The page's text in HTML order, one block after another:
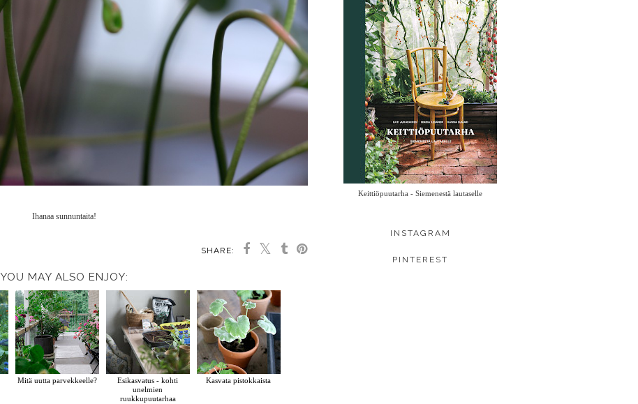
Ihanaa sunnuntaita!
SHARE:
YOU MAY ALSO ENJOY:
Mitä uutta parvekkeelle?
Esikasvatus - kohti
unelmien
ruukkupuutarhaa
Kasvata pistokkaista
Keittiöpuutarha - Siemenestä lautaselle
INSTAGRAM
PINTEREST